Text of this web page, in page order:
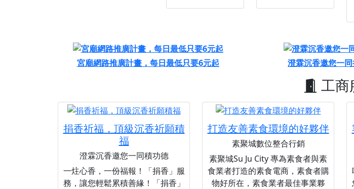
宮廟網路推廣計畫，每日最低只要6元起 澄霖沉香邀您一
工商
捐香祈福，頂級沉香祈願積
福
澄霖沉香邀您一同積功德
一炷心香，一份福報！「捐香」服
務，讓您輕鬆累積善緣！「捐香」
打造友善素食環境的好夥伴
素聚城數位整合行銷
素聚城Su Ju City 專為素食者與素
食業者打造的素食電商，素食者購
物好所在，素食業者最佳事業夥